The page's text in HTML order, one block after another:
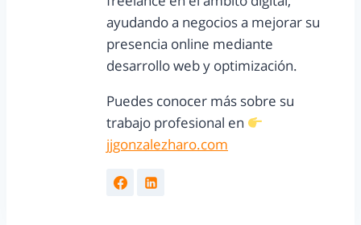
ayudando a negocios a mejorar su
presencia online mediante
desarrollo web y optimización.
Puedes conocer más sobre su
trabajo profesional en
jjgonzalezharo.com